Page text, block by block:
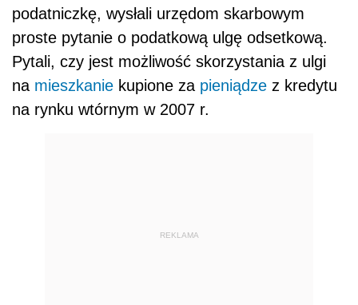
podatniczkę, wysłali urzędom skarbowym
proste pytanie o podatkową ulgę odsetkową.
Pytali, czy jest możliwość skorzystania z ulgi
na mieszkanie kupione za pieniądze z kredytu
na rynku wtórnym w 2007 r.
REKLAMA